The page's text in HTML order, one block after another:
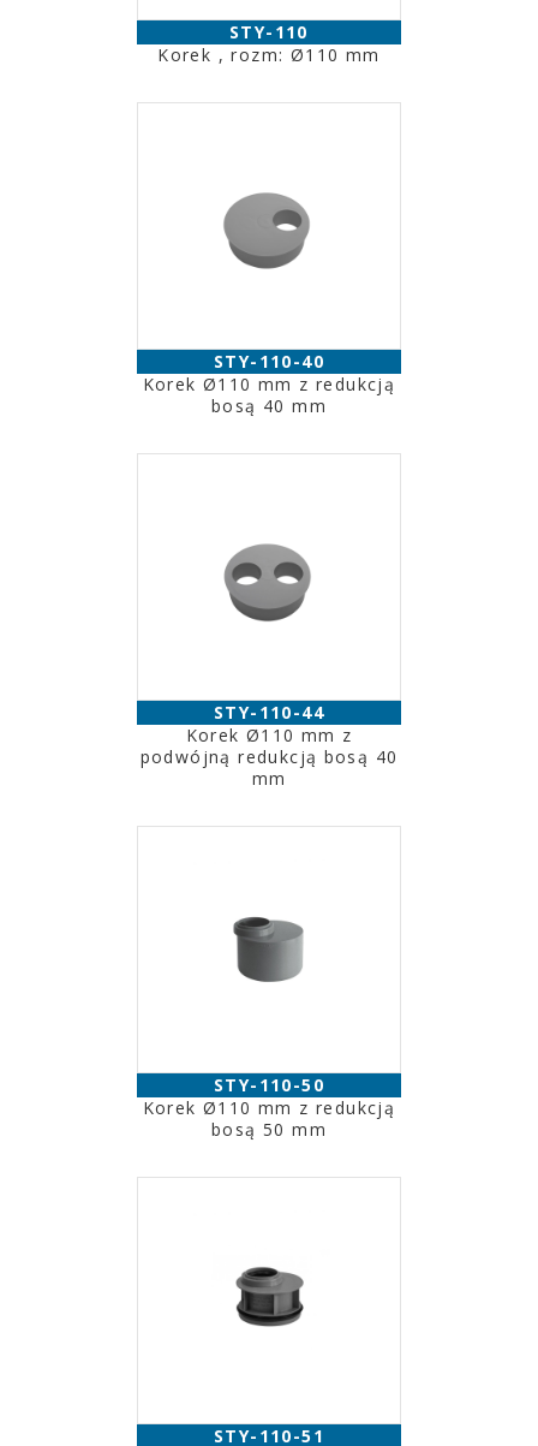
STY-110
Korek , rozm: Ø110 mm
STY-110-40
Korek Ø110 mm z redukcją
bosą 40 mm
STY-110-44
Korek Ø110 mm z
podwójną redukcją bosą 40
mm
STY-110-50
Korek Ø110 mm z redukcją
bosą 50 mm
STY-110-51